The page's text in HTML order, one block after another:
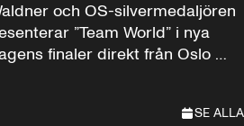
och OS-silvermedaljören
”Team World” i nya
finaler direkt från Oslo
SE ALLA